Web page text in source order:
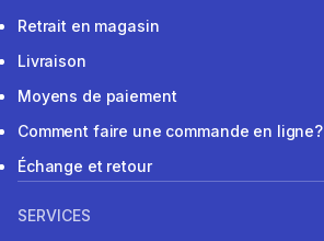
Retrait en magasin
Livraison
Moyens de paiement
Comment faire une commande en ligne?
Échange et retour
SERVICES